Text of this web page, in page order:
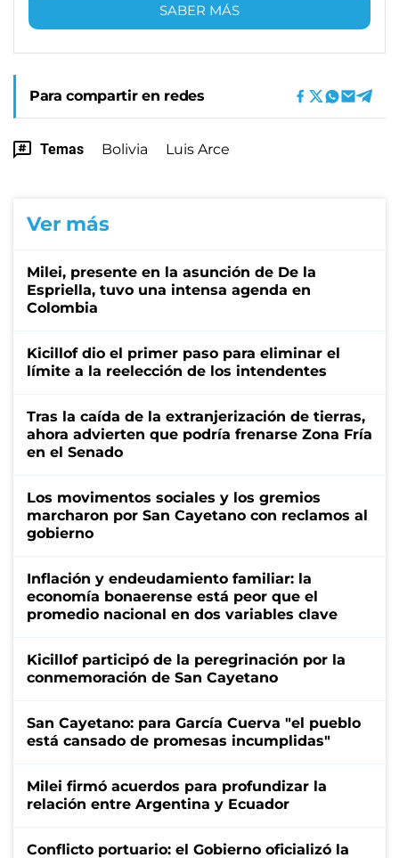
SABER MÁS
Para compartir en redes
Temas Bolivia Luis Arce
Ver más
Milei, presente en la asunción de De la
Espriella, tuvo una intensa agenda en
Colombia
Kicillof dio el primer paso para eliminar el
límite a la reelección de los intendentes
Tras la caída de la extranjerización de tierras,
ahora advierten que podría frenarse Zona Fría
en el Senado
Los movimentos sociales y los gremios
marcharon por San Cayetano con reclamos al
gobierno
Inflación y endeudamiento familiar: la
economía bonaerense está peor que el
promedio nacional en dos variables clave
Kicillof participó de la peregrinación por la
conmemoración de San Cayetano
San Cayetano: para García Cuerva "el pueblo
está cansado de promesas incumplidas"
Milei firmó acuerdos para profundizar la
relación entre Argentina y Ecuador
Conflicto portuario: el Gobierno oficializó la